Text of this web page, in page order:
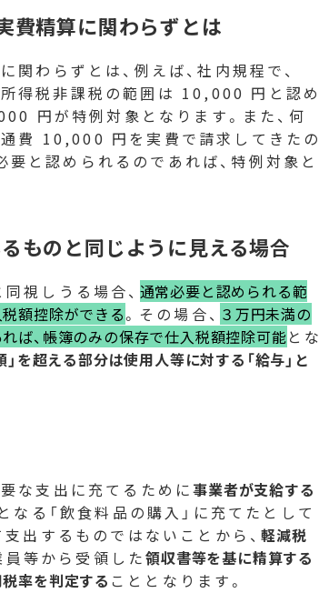
費精算に関わらずとは
わらずとは、例えば、社内規程で、
得税非課税の範囲は 10,000 円と認め
円が特例対象となります。また、何
費 10,000 円を実費で請求してきたの
と認められるのであれば、特例対象と
ものと同じように見える場合
視しうる場合、 通常必要と認められる範
額控除ができる。その場合、 ３万円未満の
ば、帳簿のみの保存で仕入税額控除可能とな
を超える部分は使用人等に対する「給与」と
な支出に充てるために事業者が支給する
る「飲食料品の購入」に充てたとして
支出するものではないことから、軽減税
員等から受領した領収書等を基に精算する
率を判定する こととなります。